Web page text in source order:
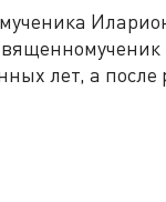
лет, а